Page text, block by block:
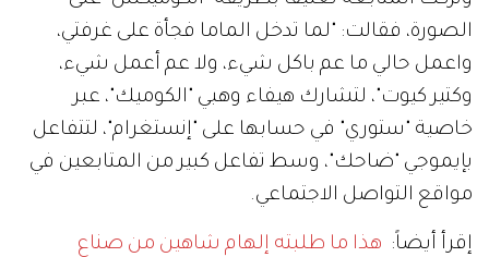
الصورة، فقالت: "لما تدخل الماما فجأة على غرفتي،
واعمل حالي ما عم باكل شيء، ولا عم أعمل شيء،
وكتير كيوت"، لتشارك هيفاء وهبي "الكوميك"، عبر
خاصية "ستوري" في حسابها على "إنستغرام"، لتتفاعل
بإيموجي "ضاحك"، وسط تفاعل كبير من المتابعين في
مواقع التواصل الاجتماعي.
إقرأ أيضاً: هذا ما طلبته إلهام شاهين من صناع